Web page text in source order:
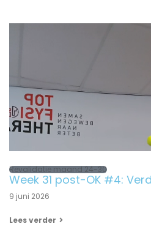
Revalidatie maand 24-30
Week 31 post-OK #4:
9 juni 2026
Lees verder